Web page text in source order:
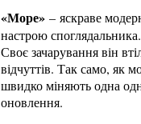
«Море» – яскраве
настрою
Своє зачарування він
відчуттів. Так само, як
швидко міняють одна
оновлення.